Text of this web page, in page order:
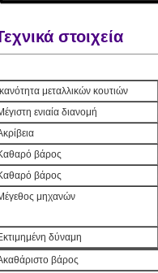
στοιχεία
μεταλλικών κουτιών
ενιαία διανομή
βάρος
βάρος
μηχανών
δύναμη
βάρος